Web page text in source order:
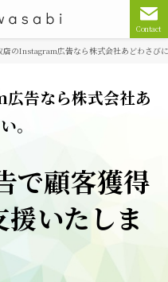
Contact
店のInstagram広告なら株式会社あどわさび
告なら株式会社あ
。
顧客獲得
いたしま